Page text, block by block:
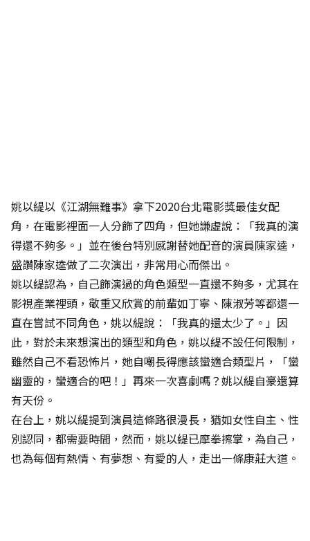
姚以緹以《江湖無難事》拿下2020台北電影獎最佳女配
角，在電影裡面一人分飾了四角，但她謙虛說：「我真的演
得還不夠多。」並在後台特別感謝替她配音的演員陳家逵，
盛讚陳家逵做了二次演出，非常用心而傑出。
姚以緹認為，自己飾演過的角色類型一直還不夠多，尤其在
影視產業裡頭，敬重又欣賞的前輩如丁寧、陳淑芳等都還一
直在嘗試不同角色，姚以緹說：「我真的還太少了。」因
此，對於未來想演出的類型和角色，姚以緹不設任何限制，
雖然自己不看恐怖片，她自嘲長得應該蠻適合類型片，「蠻
幽靈的，蠻適合的吧！」再來一次喜劇嗎？姚以緹自豪還算
有天份。
在台上，姚以緹提到演員這條路很漫長，猶如女性自主、性
別認同，都需要時間，然而，姚以緹已摩拳擦掌，為自己，
也為每個有熱情、有夢想、有愛的人，走出一條康莊大道。